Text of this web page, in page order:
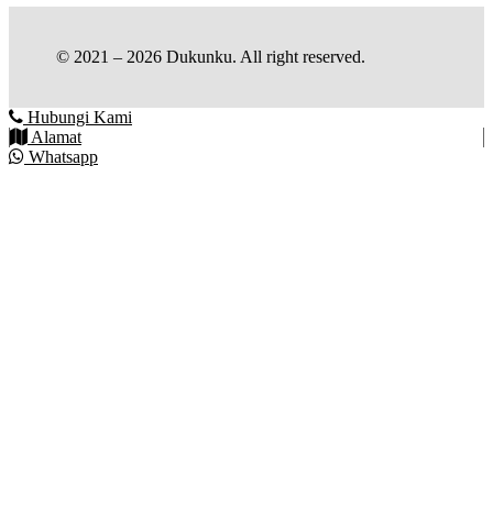
© 2021 – 2026 Dukunku. All right reserved.
Hubungi Kami
Alamat
Whatsapp